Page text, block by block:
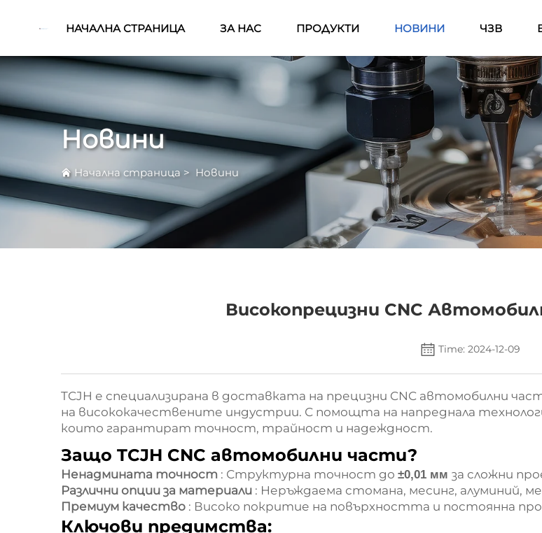
НАЧАЛНА СТРАНИЦА ЗА НАС ПРОДУКТИ НОВИНИ ЧЗВ
Новини
Начална страница > Новини
Високопрецизни CNC
Time: 2024-12-09
TCJH е специализирана в доставката на прецизни CNC автомобилни
на висококачествените индустрии. С помощта на напреднала
които гарантират точност, трайност и надеждност.
Защо TCJH CNC автомобилни части?
Ненадмината точност : Структурна точност до ±0,01 мм за сложни
Различни опции за материали : Неръждаема стомана, месинг, алуминий,
Премиум качество : Високо покритие на повърхността и постоянна
Ключови предимства: